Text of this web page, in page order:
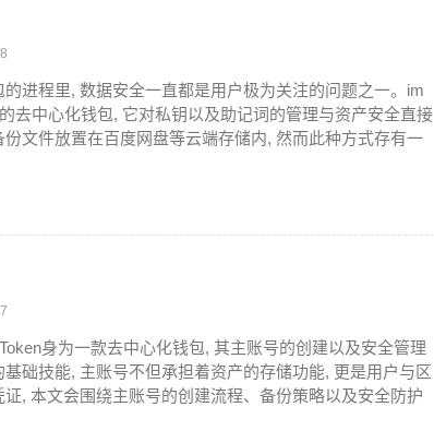
进程里, 数据安全一直都是用户极为关注的问题之一。im
去中心化钱包, 它对私钥以及助记词的管理与资产安全直接
文件放置在百度网盘等云端存储内, 然而此种方式存有一
身为一款去中心化钱包, 其主账号的创建以及安全管理
础技能, 主账号不但承担着资产的存储功能, 更是用户与区
, 本文会围绕主账号的创建流程、备份策略以及安全防护